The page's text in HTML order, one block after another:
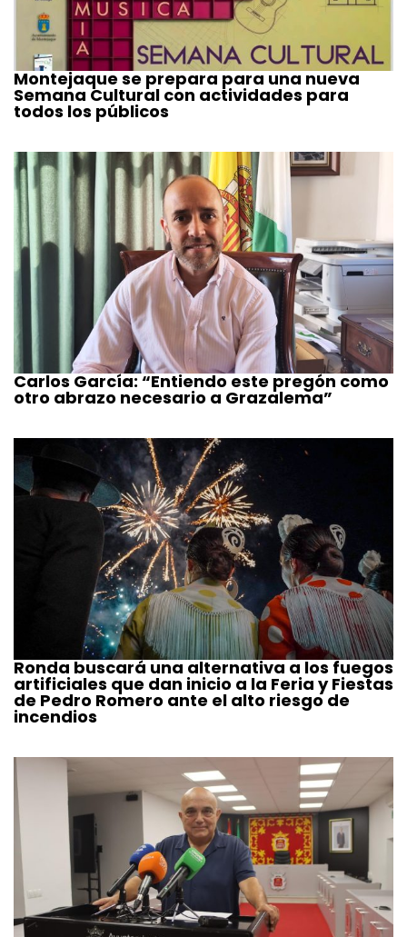
Montejaque se prepara para una nueva
Semana Cultural con actividades para
todos los públicos
Carlos García: “Entiendo este pregón como
otro abrazo necesario a Grazalema”
Ronda buscará una alternativa a los fuegos
artificiales que dan inicio a la Feria y Fiestas
de Pedro Romero ante el alto riesgo de
incendios